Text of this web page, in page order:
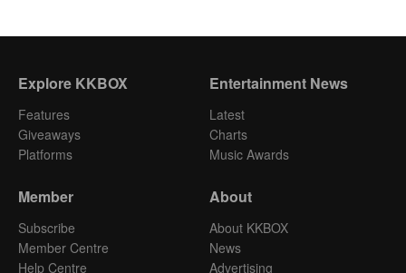
Explore KKBOX
Features
Giveaways
Platforms
Entertainment News
Latest
Charts
Music Awards
Member
Subscribe
Member Centre
Help Centre
About
About KKBOX
News
Advertising